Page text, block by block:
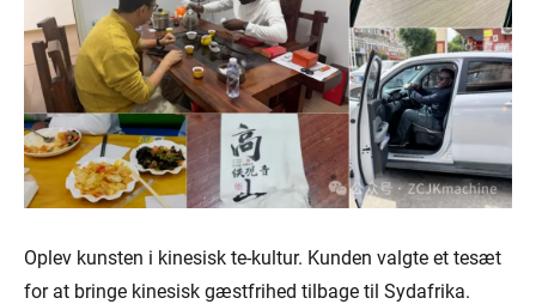
Oplev kunsten i kinesisk te-kultur. Kunden valgte et tesæt
for at bringe kinesisk gæstfrihed tilbage til Sydafrika.